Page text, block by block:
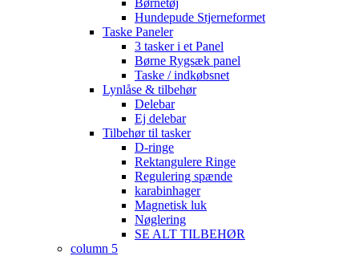
Børnetøj
Hundepude Stjerneformet
Taske Paneler
3 tasker i et Panel
Børne Rygsæk panel
Taske / indkøbsnet
Lynlåse & tilbehør
Delebar
Ej delebar
Tilbehør til tasker
D-ringe
Rektangulere Ringe
Regulering spænde
karabinhager
Magnetisk luk
Nøglering
SE ALT TILBEHØR
column 5